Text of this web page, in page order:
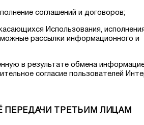
соглашений и договоров;
Использования,
рассылки информационного и
в результате обмена
согласие пользователей
ПЕРЕДАЧИ ТРЕТЬИМ ЛИЦАМ